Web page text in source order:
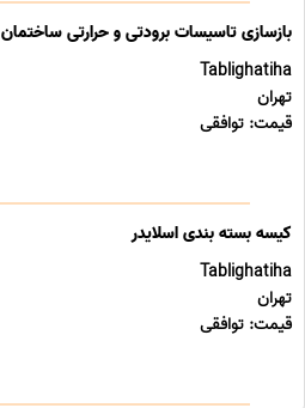
بازسازی تاسیسات برودتی و حرارتی ساختمان
Tablighatiha
تهران
قیمت: توافقی
کیسه بسته بندی اسلایدر
Tablighatiha
تهران
قیمت: توافقی